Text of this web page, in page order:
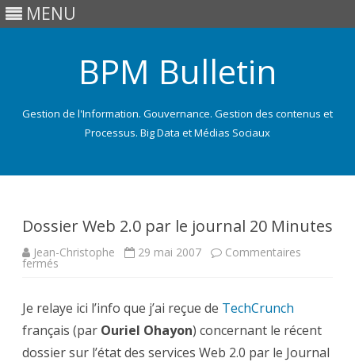
MENU
BPM Bulletin
Gestion de l'Information. Gouvernance. Gestion des contenus et
Processus. Big Data et Médias Sociaux
Dossier Web 2.0 par le journal 20 Minutes
Jean-Christophe 29 mai 2007 Commentaires
fermés
par
le
journal
20
Minutes
Je relaye ici l’info que j’ai reçue de TechCrunch
français (par Ouriel Ohayon) concernant le récent
dossier sur l’état des services Web 2.0 par le Journal